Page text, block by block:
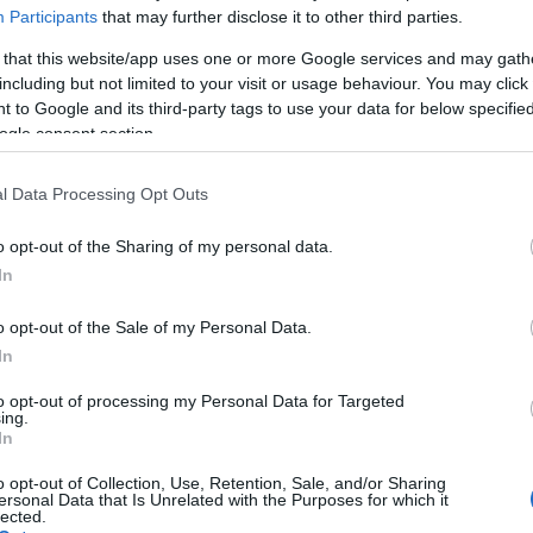
Participants that may further disclose it to other third parties.
that this website/app uses one or more Google services and may
but not limited to your visit or usage behaviour. You may
to Google and its third-party tags to use your data for below
consent section.
Data Processing Opt Outs
opt-out of the Sharing of my personal data.
opt-out of the Sale of my Personal Data.
opt-out of processing my Personal Data for Targeted
opt-out of Collection, Use, Retention, Sale, and/or Sharing
Data that Is Unrelated with the Purposes for which it
Csokonai Színház)
vezérfonalát Martin Luther King életének
révén, de a történetben a fél évezreddel
kiderül, hogy azok a kérdések, amik Luther
alig félévszázaddal ezelőtt foglalkoztatták, ma is
amerikai emberek életében.
Luther King, összekovácsolta a fekete
A darab nemcsak a feketékről szól, hanem minden
örömteli zenén és a felszabadító swingen keresztül
felvillanyozó világát. A Lutherekben a mély,
formával